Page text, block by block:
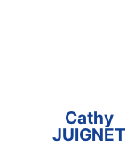
Cathy
JUIGNET